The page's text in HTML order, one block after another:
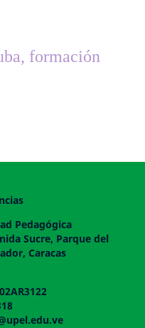
formación
Pedagógica
Sucre, Parque del
Caracas